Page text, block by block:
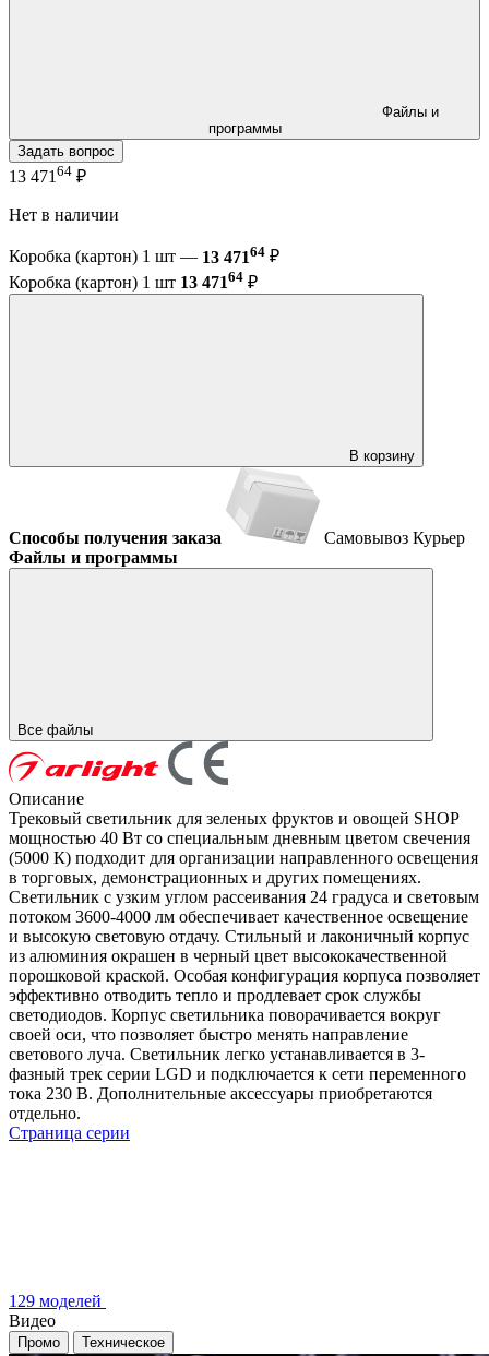
программы
Задать вопрос
13 471 64 ₽
Нет в наличии
Коробка (картон) 1 шт — 13 47164 ₽
Коробка (картон) 1 шт 13 47164 ₽
В корзину
Способы получения заказа Самовывоз Курьер
Файлы и программы
Все файлы
Описание
Трековый светильник для зеленых фруктов и овощей SHOP
мощностью 40 Вт со специальным дневным цветом свечения
(5000 К) подходит для организации направленного освещения
в торговых, демонстрационных и других помещениях.
Светильник с узким углом рассеивания 24 градуса и световым
потоком 3600-4000 лм обеспечивает качественное освещение
и высокую световую отдачу. Стильный и лаконичный корпус
из алюминия окрашен в черный цвет высококачественной
порошковой краской. Особая конфигурация корпуса позволяет
эффективно отводить тепло и продлевает срок службы
светодиодов. Корпус светильника поворачивается вокруг
своей оси, что позволяет быстро менять направление
светового луча. Светильник легко устанавливается в 3-
фазный трек серии LGD и подключается к сети переменного
тока 230 В. Дополнительные аксессуары приобретаются
отдельно.
Страница серии
129 моделей
Видео
Промо Техническое